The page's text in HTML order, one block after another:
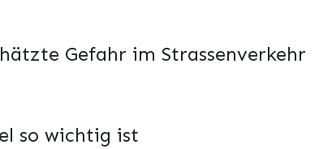
Gefahr im Strassenverkehr
so wichtig ist